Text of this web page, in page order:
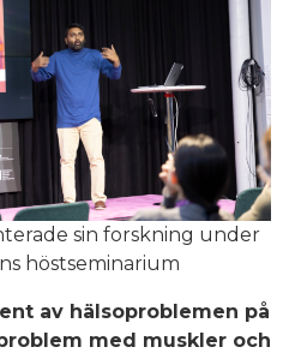
sin forskning under
höstseminarium
av hälsoproblemen på
med muskler och